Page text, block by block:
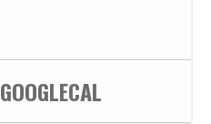
GOOGLECAL